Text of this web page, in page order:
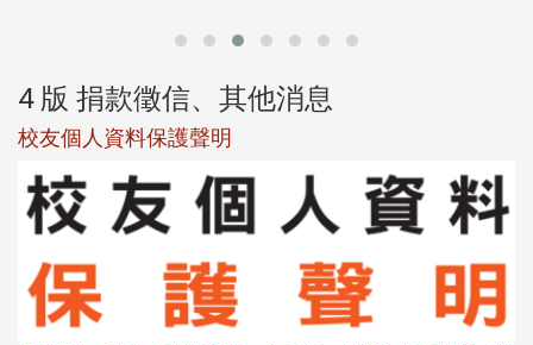
4 版 捐款徵信、其他消息
校友個人資料保護聲明